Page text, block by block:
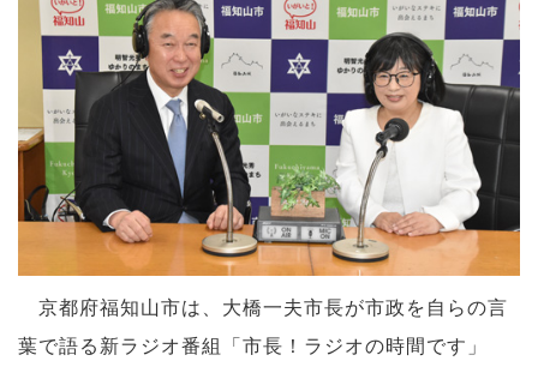
京都府福知山市は、大橋一夫市長が市政を自らの言
葉で語る新ラジオ番組「市長！ラジオの時間です」